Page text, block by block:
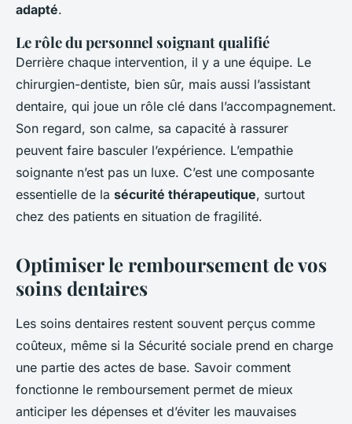
adapté.
Le rôle du personnel soignant qualifié
Derrière chaque intervention, il y a une équipe. Le
chirurgien-dentiste, bien sûr, mais aussi l’assistant
dentaire, qui joue un rôle clé dans l’accompagnement.
Son regard, son calme, sa capacité à rassurer
peuvent faire basculer l’expérience. L’empathie
soignante n’est pas un luxe. C’est une composante
essentielle de la sécurité thérapeutique, surtout
chez des patients en situation de fragilité.
Optimiser le remboursement de vos
soins dentaires
Les soins dentaires restent souvent perçus comme
coûteux, même si la Sécurité sociale prend en charge
une partie des actes de base. Savoir comment
fonctionne le remboursement permet de mieux
anticiper les dépenses et d’éviter les mauvaises